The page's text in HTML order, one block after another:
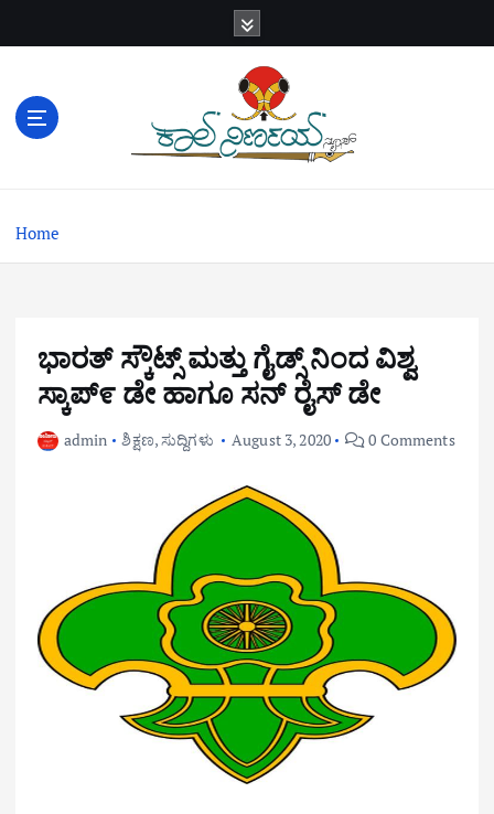
e
Home
ಭಾರತ್ ಸ್ಕೌಟ್ಸ್ ಮತ್ತು ಗೈಡ್ಸ್ ನಿಂದ ವಿಶ್ವ
ಸ್ಕಾಪ್೯ ಡೇ ಹಾಗೂ ಸನ್ ರೈಸ್ ಡೇ
admin ಶಿಕ್ಷಣ,ಸುದ್ದಿಗಳು August 3, 2020 0 Comments